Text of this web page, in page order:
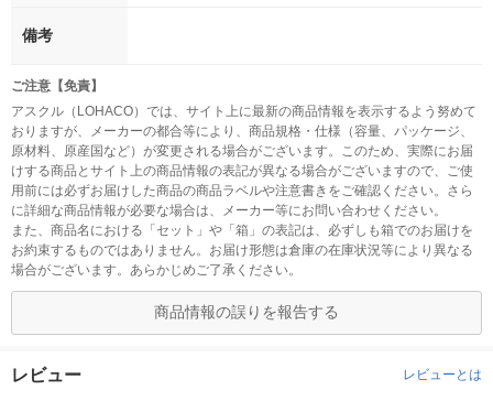
備考
ご注意【免責】
アスクル（LOHACO）では、サイト上に最新の商品情報を表示するよう努めて
おりますが、メーカーの都合等により、商品規格・仕様（容量、パッケージ、
原材料、原産国など）が変更される場合がございます。このため、実際にお届
けする商品とサイト上の商品情報の表記が異なる場合がございますので、ご使
用前には必ずお届けした商品の商品ラベルや注意書きをご確認ください。さら
に詳細な商品情報が必要な場合は、メーカー等にお問い合わせください。
また、商品名における「セット」や「箱」の表記は、必ずしも箱でのお届けを
お約束するものではありません。お届け形態は倉庫の在庫状況等により異なる
場合がございます。あらかじめご了承ください。
商品情報の誤りを報告する
レビュー レビューとは